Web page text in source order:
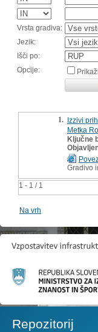
Vrsta gradiva:
Jezik:
Išči po:
Opcije:
1 - 1 / 1
1. Izzivi
Metka
Ključne
Gradivo
Na vrh
Repozitorij